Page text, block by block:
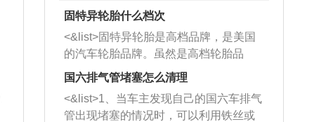
固特异轮胎什么档次
<&list>固特异轮胎是高档品牌，是美国
的汽车轮胎品牌。虽然是高档轮胎品
牌，但是中高低端的轮胎都有生产，这
也是为了更好的开拓市场。
国六排气管堵塞怎么清理
<&list>1、当车主发现自己的国六车排气
管出现堵塞的情况时，可以利用铁丝或